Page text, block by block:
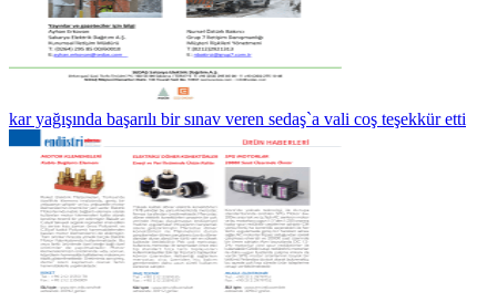
kar yağışında başarılı bir sınav veren sedaş`a vali coş teşekkür etti